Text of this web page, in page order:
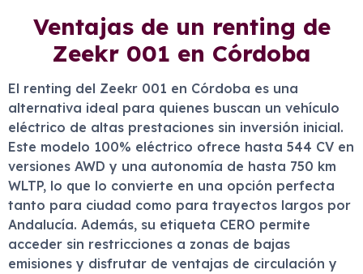
Ventajas de un renting de
Zeekr 001 en Córdoba
El renting del Zeekr 001 en Córdoba es una
alternativa ideal para quienes buscan un vehículo
eléctrico de altas prestaciones sin inversión inicial.
Este modelo 100% eléctrico ofrece hasta 544 CV en
versiones AWD y una autonomía de hasta 750 km
WLTP, lo que lo convierte en una opción perfecta
tanto para ciudad como para trayectos largos por
Andalucía. Además, su etiqueta CERO permite
acceder sin restricciones a zonas de bajas
emisiones y disfrutar de ventajas de circulación y